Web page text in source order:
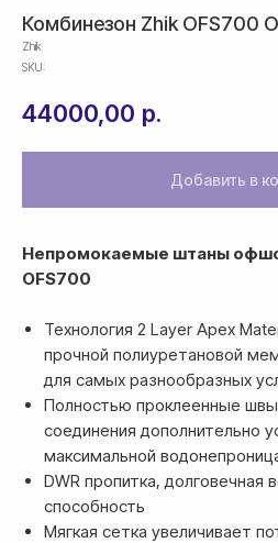
Комбинезон Zhik OFS700
Zhik
SKU:
44000,00 р.
Добавить в
Непромокаемые штаны
OFS700
Технология 2 Layer Apex
прочной полиуретановой
для самых разнообразных
Полностью проклеенные
соединения дополнительно
максимальной
DWR пропитка, долговечная
способность
Мягкая сетка увеличивает